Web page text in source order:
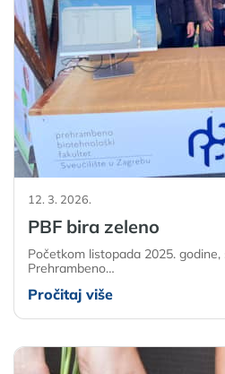
12. 3. 2026.
PBF bira zeleno
Početkom listopada 2025. godine,
Prehrambeno…
Pročitaj više